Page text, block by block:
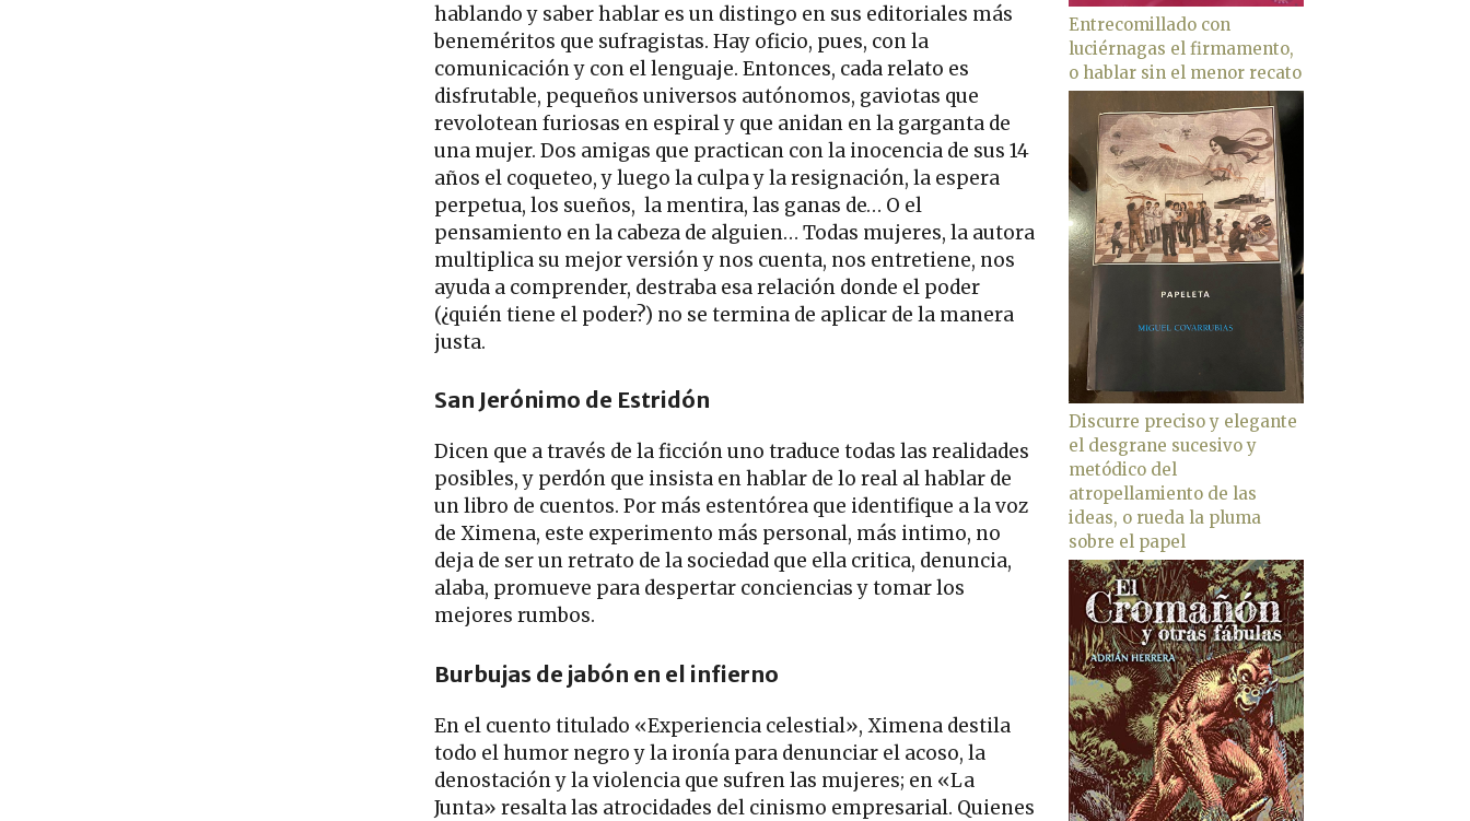
hablando y saber hablar es un distingo en sus editoriales más
beneméritos que sufragistas. Hay oficio, pues, con la
comunicación y con el lenguaje. Entonces, cada relato es
disfrutable, pequeños universos autónomos, gaviotas que
revolotean furiosas en espiral y que anidan en la garganta de
una mujer. Dos amigas que practican con la inocencia de sus 14
años el coqueteo, y luego la culpa y la resignación, la espera
perpetua, los sueños, la mentira, las ganas de… O el
pensamiento en la cabeza de alguien… Todas mujeres, la autora
multiplica su mejor versión y nos cuenta, nos entretiene, nos
ayuda a comprender, destraba esa relación donde el poder
(¿quién tiene el poder?) no se termina de aplicar de la manera
justa.
San Jerónimo de Estridón
Dicen que a través de la ficción uno traduce todas las realidades
posibles, y perdón que insista en hablar de lo real al hablar de
un libro de cuentos. Por más estentórea que identifique a la voz
de Ximena, este experimento más personal, más intimo, no
deja de ser un retrato de la sociedad que ella critica, denuncia,
alaba, promueve para despertar conciencias y tomar los
mejores rumbos.
Burbujas de jabón en el infierno
En el cuento titulado «Experiencia celestial», Ximena destila
todo el humor negro y la ironía para denunciar el acoso, la
denostación y la violencia que sufren las mujeres; en «La
Junta» resalta las atrocidades del cinismo empresarial. Quienes
Entrecomillado con
luciérnagas el firmamento,
o hablar sin el menor recato
Discurre preciso y elegante
el desgrane sucesivo y
metódico del
atropellamiento de las
ideas, o rueda la pluma
sobre el papel